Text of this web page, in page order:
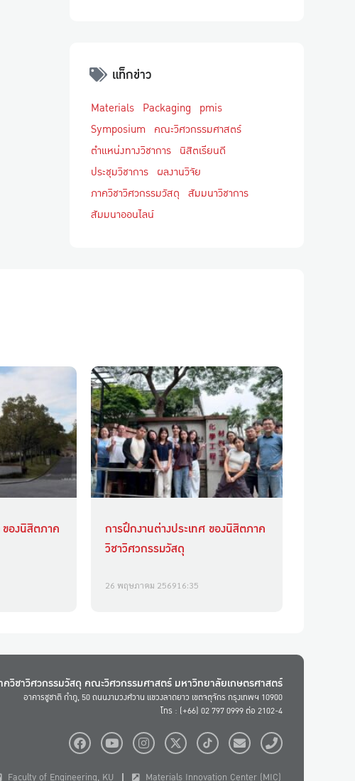
แท็กข่าว
Materials Packaging pmis
Symposium คณะวิศวกรรมศาสตร์
ตำแหน่งทางวิชาการ นิสิตเรียนดี
ประชุมวิชาการ ผลงานวิจัย
ภาควิชาวิศวกรรมวัสดุ สัมมนาวิชาการ
สัมมนาออนไลน์
ของนิสิตภาค
การฝึกงานต่างประเทศ ของนิสิตภาค
วิชาวิศวกรรมวัสดุ
26 พฤษภาคม 256916:35
ควิชาวิศวกรรมวัสดุ คณะวิศวกรรมศาสตร์ มหาวิทยาลัยเกษตรศาสตร์
อาคารชูชาติ กำภู, 50 ถนนงามวงศ์วาน แขวงลาดยาว เขตจตุจักร กรุงเทพฯ 10900
โทร : (+66) 02 797 0999 ต่อ 2102-4
Faculty of Engineering, KU Materials Innovation Center (MIC)